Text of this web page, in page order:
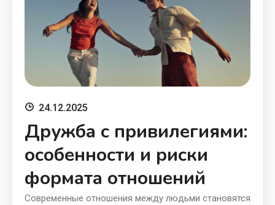
24.12.2025
Дружба с привилегиями:
особенности и риски
формата отношений
Современные отношения между людьми становятся